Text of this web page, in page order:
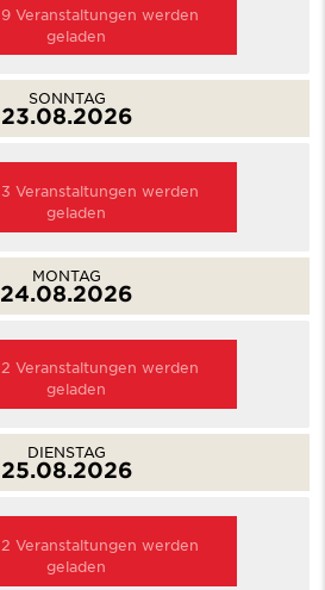
9Veranstaltungen werden
geladen
SONNTAG
23.08.2026
3 Veranstaltungen werden
geladen
MONTAG
24.08.2026
2 Veranstaltungen werden
geladen
DIENSTAG
25.08.2026
2 Veranstaltungen werden
geladen